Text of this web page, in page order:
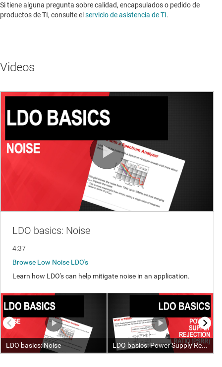
Si tiene alguna pregunta sobre calidad, encapsulados o pedido de
productos de TI, consulte elservicio de asistencia de TI. ​​​​​​​​​​​​​​
Videos